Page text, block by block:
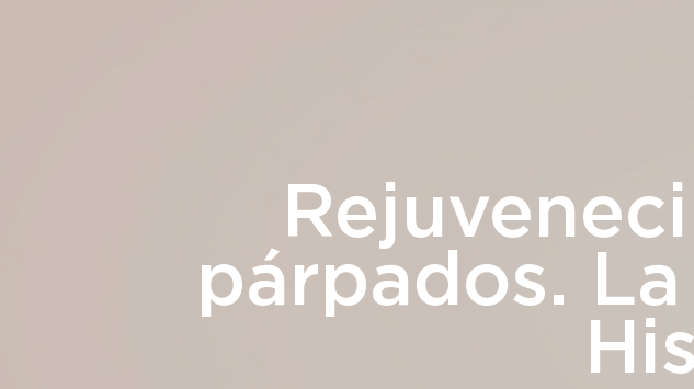
párpados.